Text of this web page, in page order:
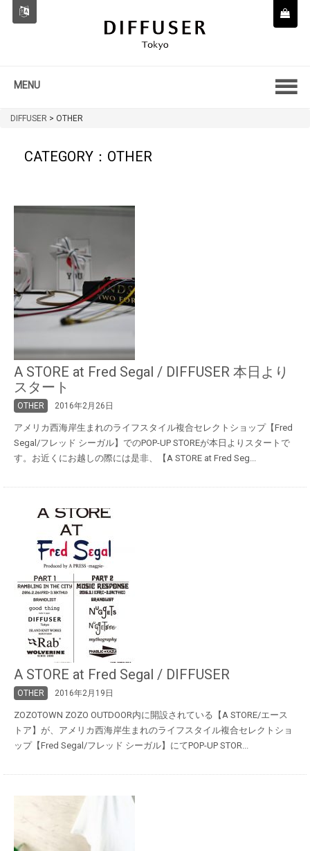
MENU
DIFFUSER > OTHER
CATEGORY：OTHER
A STORE at Fred Segal / DIFFUSER 本日より
スタート
OTHER 2016年2月26日
アメリカ西海岸生まれのライフスタイル複合セレクトショップ【Fred
Segal/フレッド シーガル】でのPOP-UP STOREが本日よりスタートで
す。お近くにお越しの際には是非、【A STORE at Fred Seg...
A STORE at Fred Segal / DIFFUSER
OTHER 2016年2月19日
ZOZOTOWN ZOZO OUTDOOR内に開設されている【A STORE/エース
トア】が、アメリカ西海岸生まれのライフスタイル複合セレクトショ
ップ【Fred Segal/フレッド シーガル】にてPOP-UP STOR...